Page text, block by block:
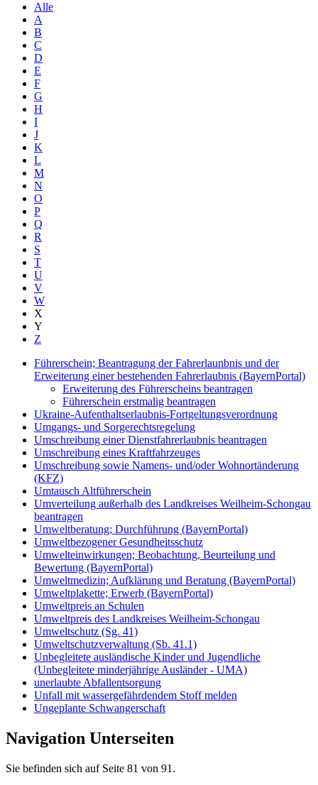
Alle
A
B
C
D
E
F
G
H
I
J
K
L
M
N
O
P
Q
R
S
T
U
V
W
X
Y
Z
Führerschein; Beantragung der Fahrerlaunbnis und der
Erweiterung einer bestehenden Fahrerlaubnis (BayernPortal)
Erweiterung des Führerscheins beantragen
Führerschein erstmalig beantragen
Ukraine-Aufenthaltserlaubnis-Fortgeltungsverordnung
Umgangs- und Sorgerechtsregelung
Umschreibung einer Dienstfahrerlaubnis beantragen
Umschreibung eines Kraftfahrzeuges
Umschreibung sowie Namens- und/oder Wohnortänderung
(KFZ)
Umtausch Altführerschein
Umverteilung außerhalb des Landkreises Weilheim-Schongau
beantragen
Umweltberatung; Durchführung (BayernPortal)
Umweltbezogener Gesundheitsschutz
Umwelteinwirkungen; Beobachtung, Beurteilung und
Bewertung (BayernPortal)
Umweltmedizin; Aufklärung und Beratung (BayernPortal)
Umweltplakette; Erwerb (BayernPortal)
Umweltpreis an Schulen
Umweltpreis des Landkreises Weilheim-Schongau
Umweltschutz (Sg. 41)
Umweltschutzverwaltung (Sb. 41.1)
Unbegleitete ausländische Kinder und Jugendliche
(Unbegleitete minderjährige Ausländer - UMA)
unerlaubte Abfallentsorgung
Unfall mit wassergefährdendem Stoff melden
Ungeplante Schwangerschaft
Navigation Unterseiten
Sie befinden sich auf Seite 81 von 91.